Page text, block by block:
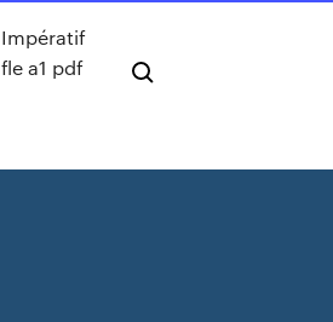
Impératif
fle a1 pdf